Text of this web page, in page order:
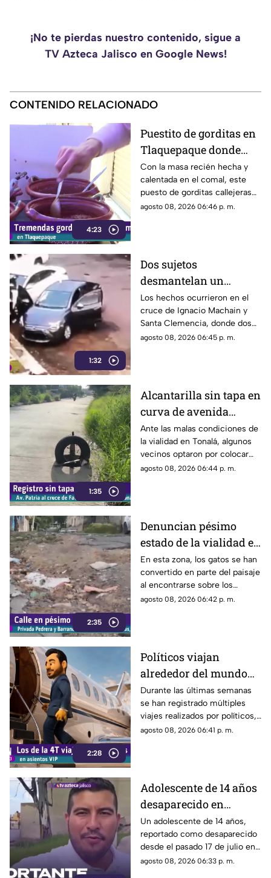
¡No te pierdas nuestro contenido, sigue a
TV Azteca Jalisco en Google News!
CONTENIDO RELACIONADO
4:23
Puestito de gorditas en
Tlaquepaque donde
una nunca es suficiente
Con la masa recién hecha y
calentada en el comal, este
puesto de gorditas callejeras
en Tlaquepaque promete
agosto 08, 2026 06:46 p. m.
1:32
Dos sujetos
desmantelan un
vehículo a plena luz del
día en Guadalajara
Los hechos ocurrieron en el
cruce de Ignacio Machain y
Santa Clemencia, donde dos
sujetos fueron captados
agosto 08, 2026 06:45 p. m.
1:35
Alcantarilla sin tapa en
curva de avenida
Patria
Ante las malas condiciones de
la vialidad en Tonalá, algunos
vecinos optaron por colocar
una llanta como señalamiento
agosto 08, 2026 06:44 p. m.
2:35
Denuncian pésimo
estado de la vialidad en
Privada Pedrera y
Barrancones
En esta zona, los gatos se han
convertido en parte del paisaje
al encontrarse sobre los
techos y las puertas de las
agosto 08, 2026 06:42 p. m.
2:28
Políticos viajan
alrededor del mundo
sin ninguna
preocupación
Durante las últimas semanas
se han registrado múltiples
viajes realizados por políticos,
sin que hasta el momento
elevado gasto que han
generado.
agosto 08, 2026 06:41 p. m.
Adolescente de 14 años
desaparecido en
Tlaquepaque es
trasladado a Jalisco
tras ser localizado en
Michoacán
Un adolescente de 14 años,
reportado como desaparecido
desde el pasado 17 de julio en
Tlaquepaque, fue localizado
agosto 08, 2026 06:33 p. m.